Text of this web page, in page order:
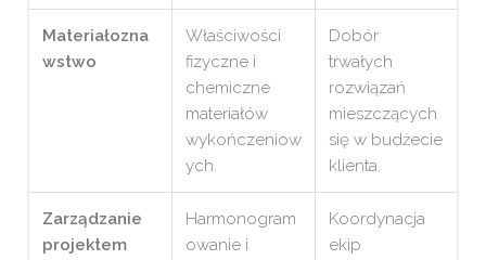
Materiałozna
wstwo
Właściwości
fizyczne i
chemiczne
materiałów
wykończeniow
ych.
Dobór
trwałych
rozwiązań
mieszczących
się w budżecie
klienta.
Zarządzanie
projektem
Harmonogram
owanie i
Koordynacja
ekip